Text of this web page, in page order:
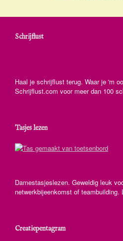
Schrijflust
Haal je schrijflust terug. Waar je 'm
Schrijflust.com voor meer dan 100
Tasjes lezen
Damestasjeslezen. Geweldig leuk
netwerkbijeenkomst of teambuilding.
Creatiepentagram